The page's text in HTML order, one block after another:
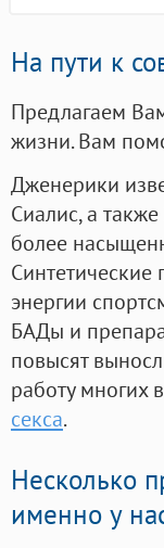
На пути к
Предлагаем
жизни. Вам
Дженерики
Сиалис, а
более
Синтетические
энергии
БАДы и
повысят
работу многих
секса.
Несколько
именно у